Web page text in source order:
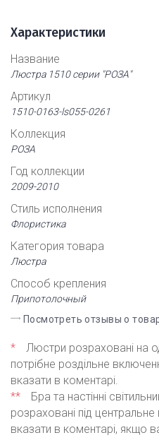
Характеристики
Название
Люстра 1510 серии "РОЗА"
Артикул
1510-0163-ls055-0261
Коллекция
РОЗА
Год коллекции
2009-2010
Стиль исполнения
Флористика
Категория товара
Люстра
Способ крепления
Припотолочный
Посмотреть отзывы о
*
Люстри розраховані на
потрібне роздільне
вказати в коментарі.
**
Бра та настінні
розраховані під
вказати в коментарі, якщо